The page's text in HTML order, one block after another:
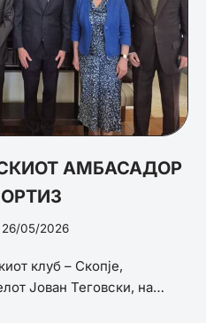
АМБАСАДОР
26/05/2026
клуб – Скопје,
Јован Теговски, на…